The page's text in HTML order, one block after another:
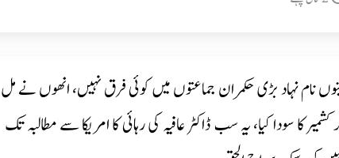
نام نہاد بڑی حکمران جماعتوں میں کوئی فرق نہیں، انھوں نے مل
کشمیر کا سودا کیا، یہ سب ڈاکٹر عافیہ کی رہائی کا امریکا سے مطالبہ تک